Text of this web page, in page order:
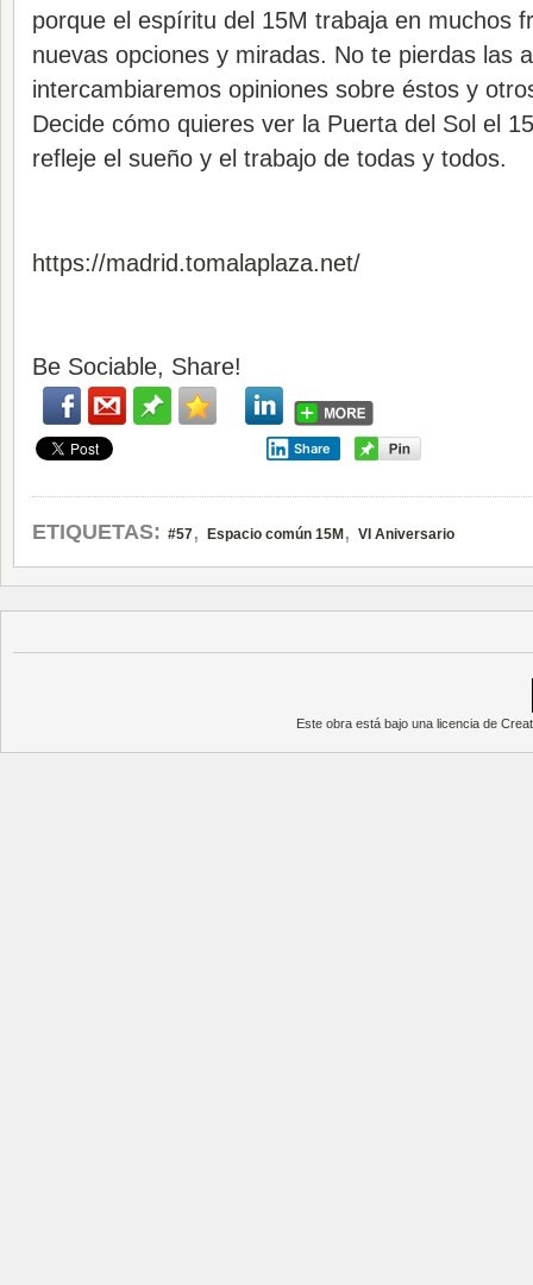
porque el espíritu del 15M trabaja en muchos
nuevas opciones y miradas. No te pierdas las
intercambiaremos opiniones sobre éstos y
Decide cómo quieres ver la Puerta del Sol el
refleje el sueño y el trabajo de todas y todos.
https://madrid.tomalaplaza.net/
Be Sociable, Share!
Share
ETIQUETAS: #57, Espacio común 15M , VI Aniversario
Este obra está bajo unalicencia de